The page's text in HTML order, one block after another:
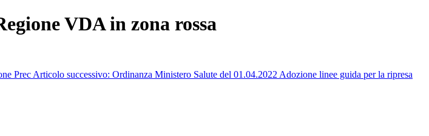
VDA in zona rossa
Prec Articolo successivo: Ordinanza Ministero Salute del 01.04.2022 Adozione linee guida per la ripresa